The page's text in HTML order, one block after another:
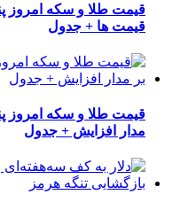
قیمت ها + جدول
مدار افزایش + جدول